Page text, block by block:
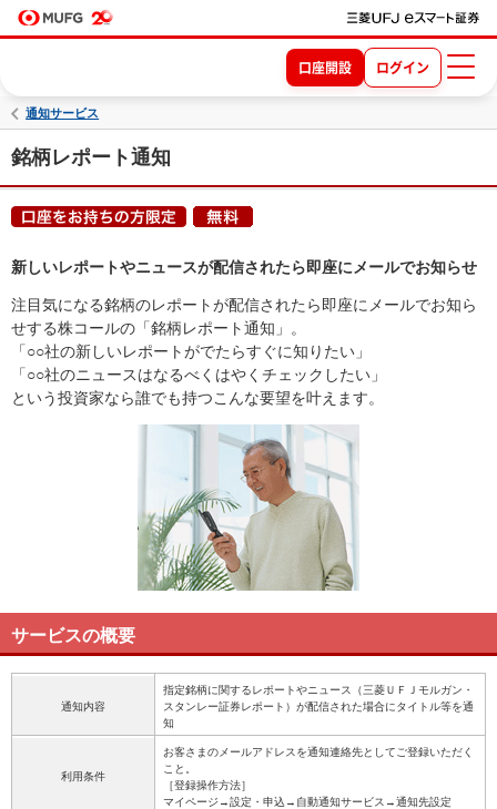
口座開設 ログイン
通知サービス
銘柄レポート通知
新しいレポートやニュースが配信されたら即座にメールでお知らせ
注目気になる銘柄のレポートが配信されたら即座にメールでお知ら
せする株コールの「銘柄レポート通知」。
「○○社の新しいレポートがでたらすぐに知りたい」
「○○社のニュースはなるべくはやくチェックしたい」
という投資家なら誰でも持つこんな要望を叶えます。
サービスの概要
通知内容
指定銘柄に関するレポートやニュース（三菱ＵＦＪモルガン・
スタンレー証券レポート）が配信された場合にタイトル等を通
知
利用条件
お客さまのメールアドレスを通知連絡先としてご登録いただく
こと。
［登録操作方法］
マイページ→設定・申込→自動通知サービス→通知先設定